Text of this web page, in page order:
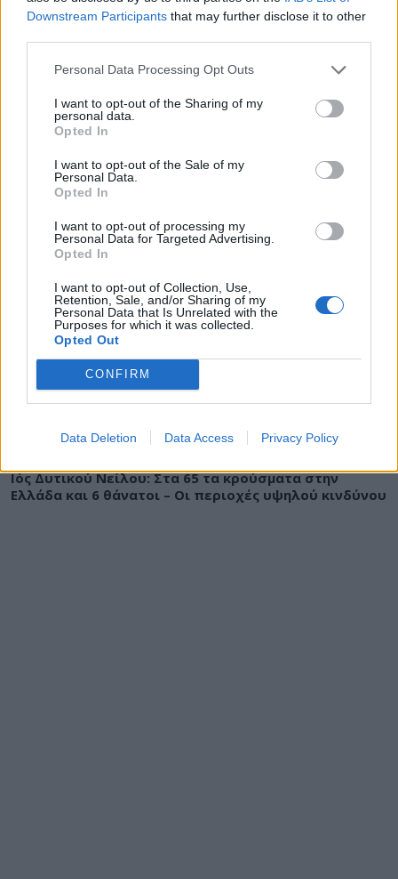
Downstream Participants that may further disclose it to other
Personal Data Processing Opt Outs
I want to opt-out of the Sharing of my
personal data.
Opted In
I want to opt-out of the Sale of my
Personal Data.
Opted In
I want to opt-out of processing my
Personal Data for Targeted Advertising.
Opted In
I want to opt-out of Collection, Use,
Retention, Sale, and/or Sharing of my
Personal Data that Is Unrelated with the
Purposes for which it was collected.
Opted Out
CONFIRM
Data Deletion Data Access Privacy Policy
Ελλείψεις Φαρμάκων: Ευρεία σύσκεψη στον ΕΟΦ για
την επάρκεια και την ασφάλεια της εφοδιαστικής
06 Αυγούστου 2026 14:25
Παιδιά στην πισίνα: 6 απαράβατοι κανόνες για την
ΕΙΔΗΣΕΙΣ 06 Αυγούστου 2026 13:33
Ιός Δυτικού Νείλου: Στα 65 τα κρούσματα στην
Ελλάδα και 6 θάνατοι – Οι περιοχές υψηλού κινδύνου